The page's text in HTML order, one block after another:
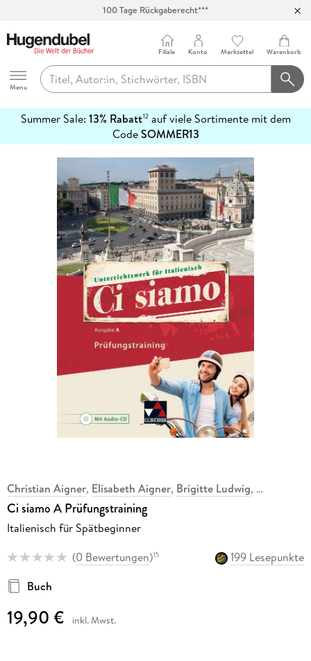
100 Tage Rückgaberecht***
Hugendubel
Menu
Filiale Konto Merkzettel Warenkorb
Summer Sale: 13% Rabatt12auf viele Sortimente mit dem
CodeSOMMER13
erfahren
Christian Aigner, Elisabeth Aigner, Brigitte Ludwig,
Ci siamo A Prüfungstraining
Italienisch für Spätbeginner
(0 Bewertungen)15
199 Lesepunkte
Buch
19,90 € inkl. Mwst.